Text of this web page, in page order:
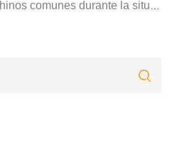
durante la situación del corona-virus?